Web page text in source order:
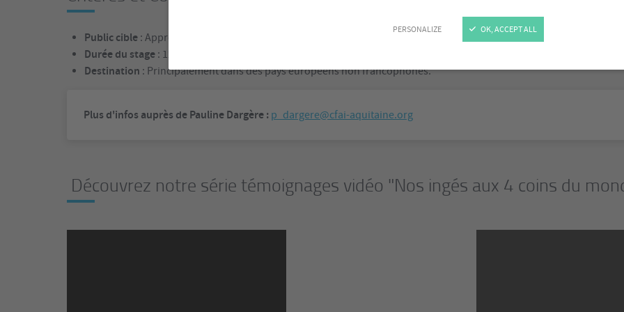
PERSONALIZE OK, ACCEPT ALL
Public cible : Apprentis ingénieurs en formation dans les spécialités Mécanique et Génie Mécanique à l'ENSAM
Durée du stage : 12 semaines minimum, préférablement entre la 1ère et la 2ème année de formation.
Destination : Principalement dans des pays européens non francophones.
Plus d'infos auprès de Pauline Dargère : p_dargere@cfai-aquitaine.org
Découvrez notre série témoignages vidéo "Nos ingés aux 4 coins du